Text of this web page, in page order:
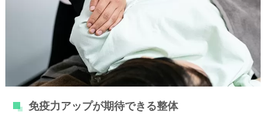
免疫力アップが期待できる整体